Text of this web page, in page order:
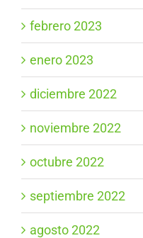
febrero 2023
enero 2023
diciembre 2022
noviembre 2022
octubre 2022
septiembre 2022
agosto 2022